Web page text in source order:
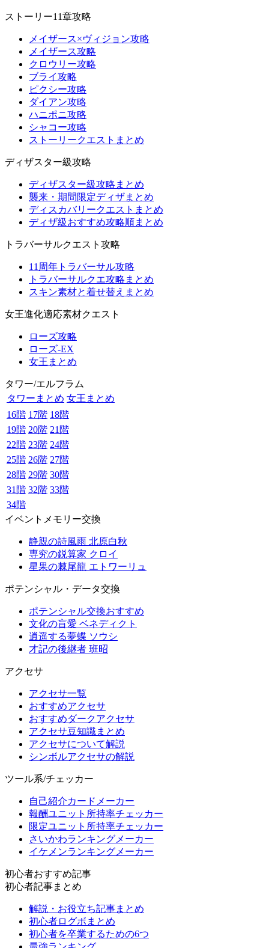
ストーリー11章攻略
メイザース×ヴィジョン攻略
メイザース攻略
クロウリー攻略
ブライ攻略
ピクシー攻略
ダイアン攻略
ハニポニ攻略
シャコー攻略
ストーリークエストまとめ
ディザスター級攻略
ディザスター級攻略まとめ
襲来・期間限定ディザまとめ
ディスカバリークエストまとめ
ディザ級おすすめ攻略順まとめ
トラバーサルクエスト攻略
11周年トラバーサル攻略
トラバーサルクエ攻略まとめ
スキン素材と着せ替えまとめ
女王進化適応素材クエスト
ローズ攻略
ローズ-EX
女王まとめ
タワー/エルフラム
タワーまとめ 女王まとめ
16階 17階 18階
19階 20階 21階
22階 23階 24階
25階 26階 27階
28階 29階 30階
31階 32階 33階
34階
イベントメモリー交換
静親の詩風雨 北原白秋
専究の鋭算家 クロイ
星果の棘尾龍 エトワーリュ
ポテンシャル・データ交換
ポテンシャル交換おすすめ
文化の盲愛 ベネディクト
逍遥する夢蝶 ソウシ
才記の後継者 班昭
アクセサ
アクセサ一覧
おすすめアクセサ
おすすめダークアクセサ
アクセサ豆知識まとめ
アクセサについて解説
シンボルアクセサの解説
ツール系/チェッカー
自己紹介カードメーカー
報酬ユニット所持率チェッカー
限定ユニット所持率チェッカー
さいかわランキングメーカー
イケメンランキングメーカー
初心者おすすめ記事
初心者記事まとめ
解説・お役立ち記事まとめ
初心者ログボまとめ
初心者を卒業するための6つ